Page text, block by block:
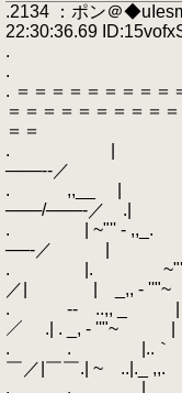
.2134 ：ポン＠
22:30:36.69
.
.
. ＝＝＝＝＝＝＝＝＝
＝＝＝＝＝＝＝＝＝
＝＝
. | ＼_＿＿
───‐‐／
. ,,__ | |. ＼
───/───‐
. | ~"'' - ,,_. |
──‐／ | ._,,
. |. ~"'' - ,,_ |
／| | _,, -
. ‐- ..,, _ | ~"'' -
／ .| . _, - ''"~
. . |..｀゛¨ '' ‐-
￣／|￣￣.| ~ ..|._ ,,. -
. . | |